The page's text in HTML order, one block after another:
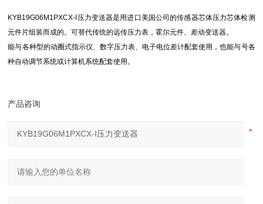
KYB19G06M1PXCX-I 压力变送器是用进口美国公司的传感器芯体压力芯体检测
元件片组装而成的。可替代传统的远传压力表，霍尔元件、差动变送器。
能与各种型的动圈式指示仪、数字压力表、电子电位差计配套使用，也能与号各
种自动调节系统或计算机系统配套使用。
产品咨询